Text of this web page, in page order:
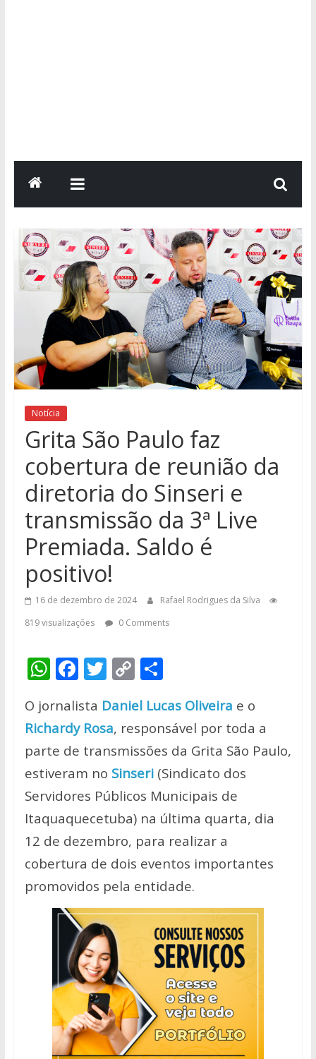
Notícia
Grita São Paulo faz
cobertura de reunião da
diretoria do Sinseri e
transmissão da 3ª Live
Premiada. Saldo é
positivo!
16 de dezembro de 2024
Rafael Rodrigues da Silva
819 visualizações
0 Comments
W
at
s
A
p
p
F
e
b
o
o
k
T
itt
er
C
p
y
Li
n
k
S
ar
e
O jornalista Daniel Lucas Oliveira e o
Richardy Rosa, responsável por toda a
parte de transmissões da Grita São Paulo,
estiveram no Sinseri(Sindicato dos
Servidores Públicos Municipais de
Itaquaquecetuba) na última quarta, dia
12 de dezembro, para realizar a
cobertura de dois eventos importantes
promovidos pela entidade.